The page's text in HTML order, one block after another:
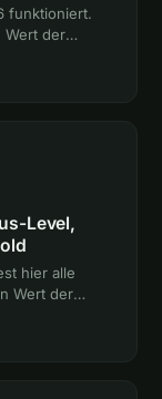
funktioniert.
Wert der
Level,
hier alle
Wert der